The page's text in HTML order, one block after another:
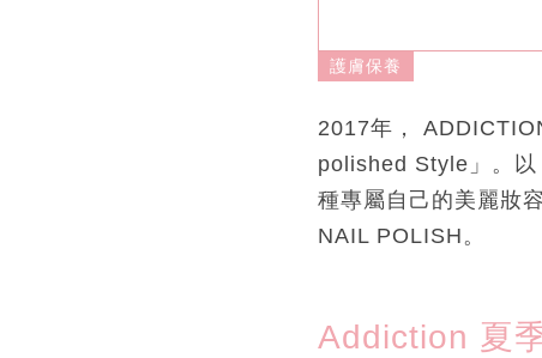
護膚保養
2017年，
polished Style」。以
種專屬自己的美麗妝
NAIL POLISH。
Addiction 夏